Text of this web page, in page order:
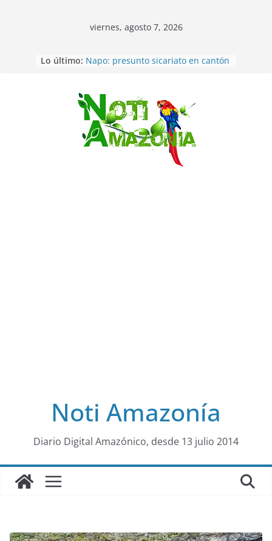
Saltar
al
viernes, agosto 7, 2026
Lo último: Napo: presunto sicariato en cantón
desaparecidos fueron encontrados
muertos en Puerto lopez
Sentencian a 34 años de prisión a
implicados en caso de Alison,
oriunda de Tena
Vozinha, el arquero sensación de
cabo Verde, ya llegó para
Noti Amazonía
Diario Digital Amazónico, desde 13 julio 2014